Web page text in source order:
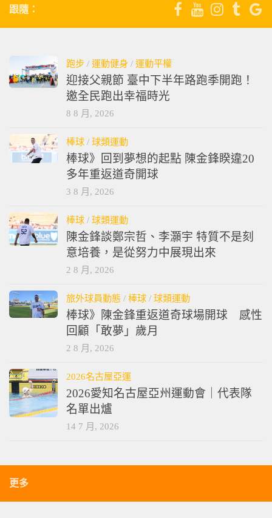
跟隨：
跑步 / 運動健身 / 運動平權
迎接父親節 臺中下半年路跑季開跑！
邀全民跑出幸福時光
8 8 月, 2026
棒球 / 球類運動
棒球》回到夢想的起點 陳金鋒睽違20
多年重返道奇開球
3 8 月, 2026
棒球 / 球類運動
陳金鋒談鄭宗哲、李灝宇 特質不是刻
意培養，是從努力中展現出來
2 8 月, 2026
旅外球員動態 / 棒球 / 球類運動
棒球》陳金鋒重返道奇球場開球 感性
回顧「敢夢」歲月
2 8 月, 2026
2026名古屋亞運
2026愛知名古屋亞州運動會｜代表隊
名單出爐
14 7 月, 2026
更多